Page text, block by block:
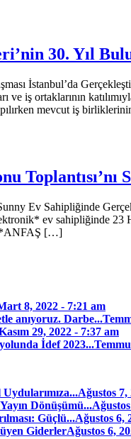
30. Yıl
İstanbul’da
ve iş ortaklarının
mevcut iş
Ev Sahipliğinde
ev sahipliğinde 23
*ANFAŞ […]
8, 2022 - 7:21 am
anıyoruz. Darbe...
29, 2022 - 7:37 am
İdef 2023...
Ağustos 7,
Dönüşümü...
Güçlü...Ağustos 6,
GiderlerAğustos 6,